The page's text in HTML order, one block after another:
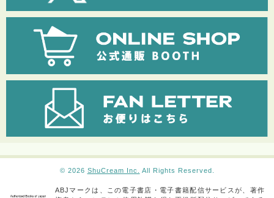
© 2026 ShuCream Inc. All Rights Reserved.
ABJマークは、この電子書店・電子書籍配信サービスが、著作